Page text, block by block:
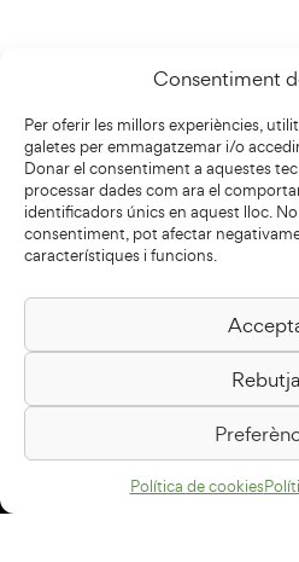
Consentiment
Per oferir les millors experiències,
galetes per emmagatzemar i/o
Donar el consentiment a aquestes
processar dades com ara el
identificadors únics en aquest lloc.
consentiment, pot afectar
característiques i funcions.
Política de cookies
Biblioteca Pilarin
Passeig de la Generalitat, 1
08500 Vic